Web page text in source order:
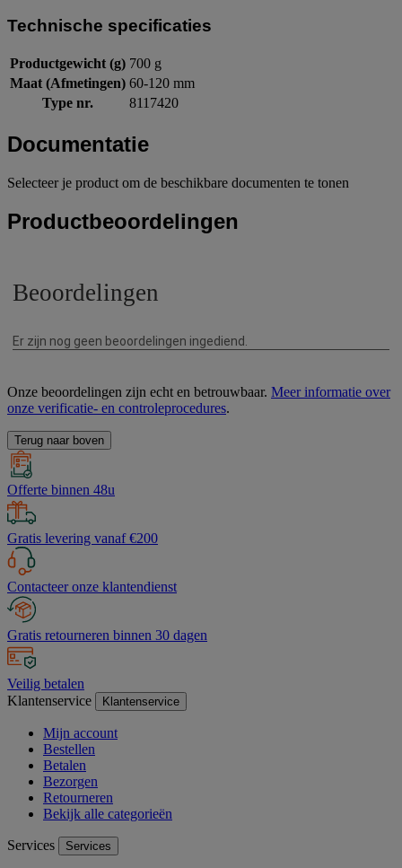
Technische specificaties
Productgewicht (g) 700 g
Maat (Afmetingen) 60-120 mm
Type nr.
8117420
Documentatie
Selecteer je product om de beschikbare documenten te tonen
Productbeoordelingen
Onze beoordelingen zijn echt en betrouwbaar. Meer informatie over
onze verificatie- en controleprocedures.
Terug naar boven
Offerte binnen 48u
Gratis levering vanaf €200
Contacteer onze klantendienst
Gratis retourneren binnen 30 dagen
Veilig betalen
Klantenservice
Klantenservice
Mijn account
Bestellen
Betalen
Bezorgen
Retourneren
Bekijk alle categorieën
Services Services